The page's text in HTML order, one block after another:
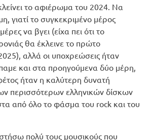
το αφιέρωμα του 2024. Να
γιατί το συγκεκριμένο μέρος
να βγει (είχα πει ότι το
θα έκλεινε το πρώτο
αλλά οι υποχρεώσεις ήταν
και στα προηγούμενα δύο μέρη,
ήταν η καλύτερη δυνατή
περισσότερων ελληνικών δίσκων
από όλο το φάσμα του rock και του
πολύ τους μουσικούς που